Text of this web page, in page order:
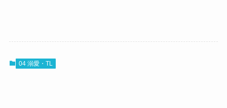
04 溺愛・TL